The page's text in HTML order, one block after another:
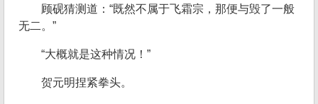
顾砚猜测道：“既然不属于飞霜宗，那便与毁了一般
无二。”
“大概就是这种情况！”
贺元明捏紧拳头。